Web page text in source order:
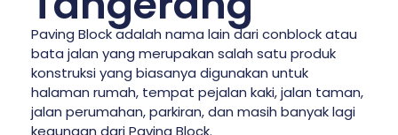
Paving Block adalah nama lain dari conblock atau
bata jalan yang merupakan salah satu produk
konstruksi yang biasanya digunakan untuk
halaman rumah, tempat pejalan kaki, jalan taman,
jalan perumahan, parkiran, dan masih banyak lagi
kegunaan dari Paving Block.